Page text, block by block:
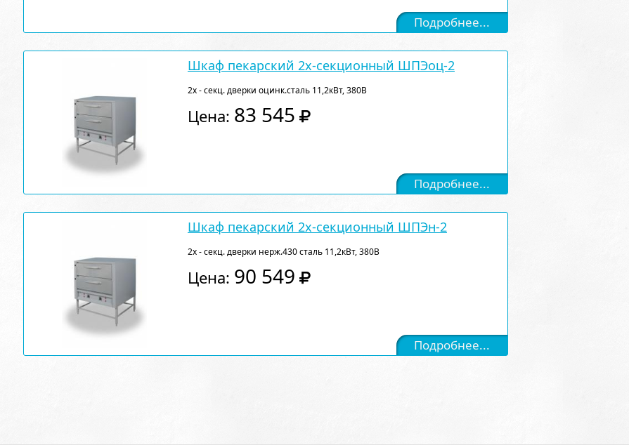
Подробнее...
Шкаф пекарский 2x-секционный ШПЭоц-2
2х - секц. дверки оцинк.сталь 11,2кВт, 380В
Цена: 83 545
Подробнее...
Шкаф пекарский 2х-секционный ШПЭн-2
2х - секц. дверки нерж.430 сталь 11,2кВт, 380В
Цена: 90 549
Подробнее...